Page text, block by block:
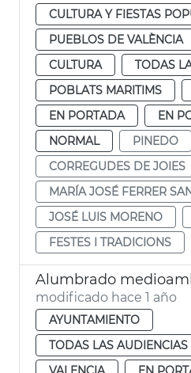
CULTURA Y FIESTAS
PUEBLOS DE VALÈNCIA
CULTURA
TODAS
POBLATS MARITIMS
EN PORTADA
EN
NORMAL
PINEDO
CORREGUDES DE JOIES
MARÍA JOSÉ FERRER
JOSÉ LUIS MORENO
FESTES I TRADICIONS
modificado hace 1 año
AYUNTAMIENTO
TODAS LAS AUDIENCIAS